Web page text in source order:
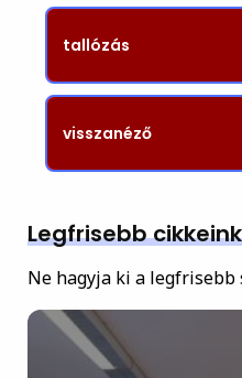
tallózás
visszanéző
Legfrisebb cikkeink
Ne hagyja ki a